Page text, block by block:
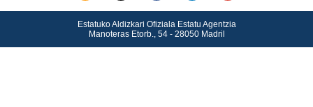
Estatuko Aldizkari Ofiziala Estatu Agentzia
Manoteras Etorb., 54 - 28050 Madril